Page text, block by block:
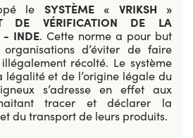
le SYSTÈME « VRIKSH »
DE VÉRIFICATION DE LA
- INDE. Cette norme a pour but
d’éviter de faire
récolté. Le système
et de l’origine légale du
s’adresse en effet aux
tracer et déclarer la
du transport de leurs produits.